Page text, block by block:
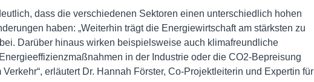
dass die verschiedenen Sektoren einen unterschiedlich hohen
haben: „Weiterhin trägt die Energiewirtschaft am stärksten zu
Darüber hinaus wirken beispielsweise auch klimafreundliche
in der Industrie oder die CO2-Bepreisung
erläutert Dr. Hannah Förster, Co-Projektleiterin und Expertin für